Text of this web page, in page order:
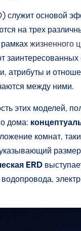
служит основой
на трех
жизненного
атрибуты и
между ними.
этих моделей,
дома:
комнат,
ERD